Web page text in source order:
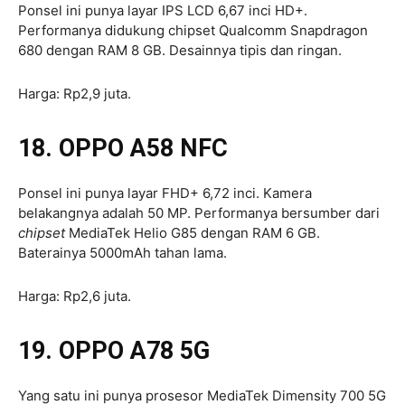
Ponsel ini punya layar IPS LCD 6,67 inci HD+.
Performanya didukung chipset Qualcomm Snapdragon
680 dengan RAM 8 GB. Desainnya tipis dan ringan.
Harga: Rp2,9 juta.
18. OPPO A58 NFC
Ponsel ini punya layar FHD+ 6,72 inci. Kamera
belakangnya adalah 50 MP. Performanya bersumber dari
chipset MediaTek Helio G85 dengan RAM 6 GB.
Baterainya 5000mAh tahan lama.
Harga: Rp2,6 juta.
19. OPPO A78 5G
Yang satu ini punya prosesor MediaTek Dimensity 700 5G